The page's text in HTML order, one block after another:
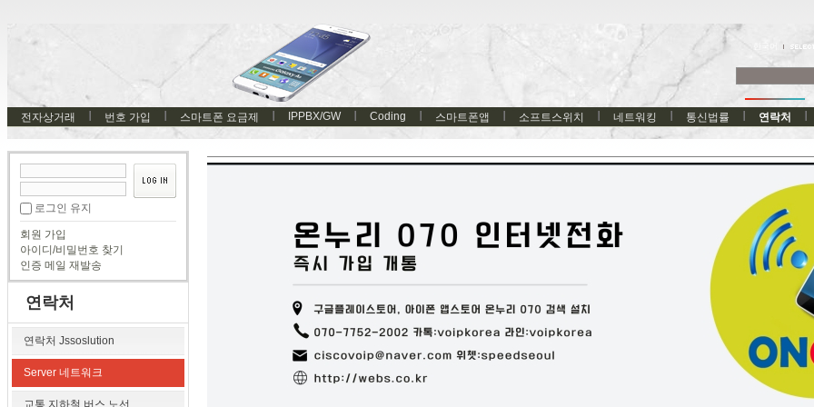
전자상거래 번호 가입 스마트폰 요금제 IPPBX/GW Coding 스마트폰앱 소프트스위치 네트워킹 통신법률 연락처
로그인 유지
회원 가입
아이디/비밀번호 찾기
인증 메일 재발송
연락처
연락처 Jssoslution
Server 네트워크
교통 지하철 버스 노선